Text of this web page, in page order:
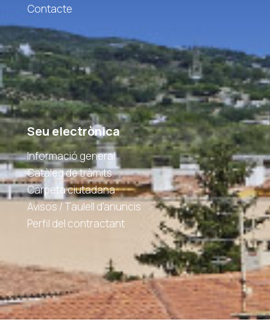
Contacte
Seu electrònica
Informació general
Catàleg de tràmits
Carpeta ciutadana
Avisos / Taulell d'anuncis
Perfil del contractant